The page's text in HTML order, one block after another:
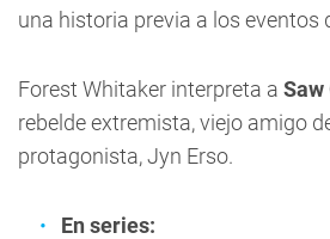
una historia previa a los eventos
Forest Whitaker interpreta a Saw
rebelde extremista, viejo amigo
protagonista, Jyn Erso.
En series: